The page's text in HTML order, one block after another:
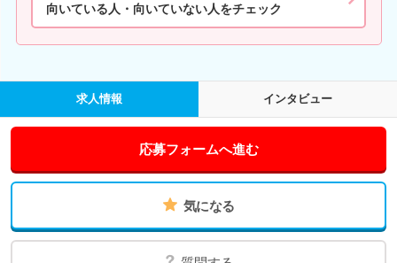
向いている人・向いていない人をチェック
求人情報 インタビュー
応募フォームへ進む
気になる